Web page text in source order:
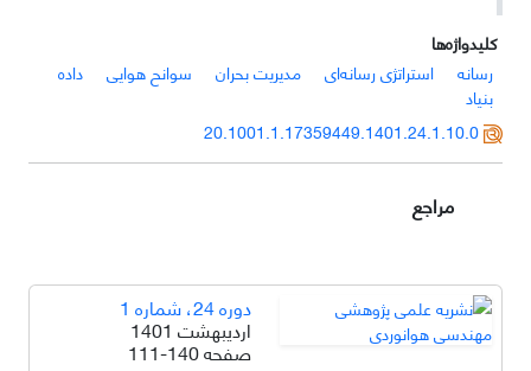
کلیدواژه‌ها
رسانه
استراتژی رسانه‌ای مدیریت بحران سوانح هوایی
داده
بنیاد
20.1001.1.17359449.1401.24.1.10.0
مراجع
دوره 24، شماره 1
اردیبهشت 1401
صفحه111-140